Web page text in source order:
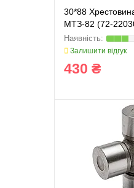
30*88
МТЗ-82 (72-
30x88
Залишити відгук
430 ₴